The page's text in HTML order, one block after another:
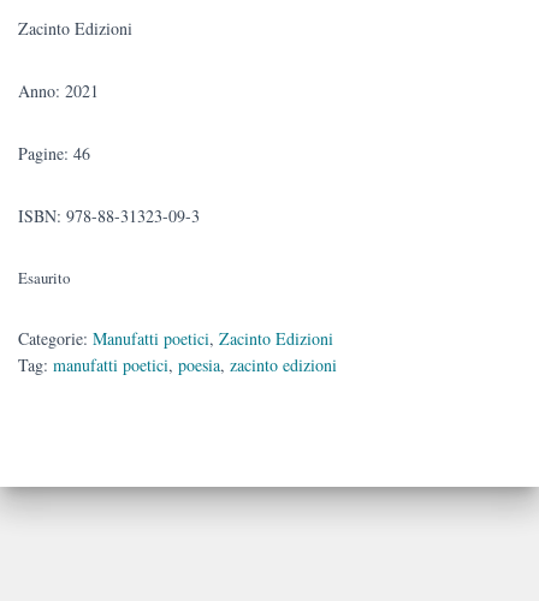
Zacinto Edizioni
Anno: 2021
Pagine: 46
ISBN: 978-88-31323-09-3
Esaurito
Categorie: Manufatti poetici, Zacinto Edizioni
Tag: manufatti poetici, poesia, zacinto edizioni